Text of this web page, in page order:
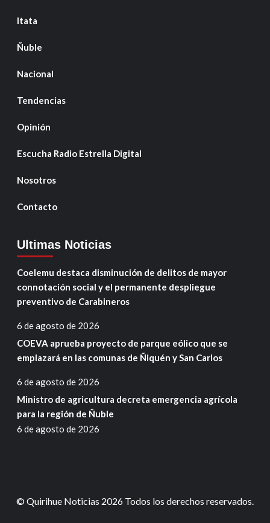
Itata
Ñuble
Nacional
Tendencias
Opinión
Escucha Radio Estrella Digital
Nosotros
Contacto
Ultimas Noticias
Coelemu destaca disminución de delitos de mayor
connotación social y el permanente despliegue
preventivo de Carabineros
6 de agosto de 2026
COEVA aprueba proyecto de parque eólico que se
emplazará en las comunas de Ñiquén y San Carlos
6 de agosto de 2026
Ministro de agricultura decreta emergencia agrícola
para la región de Ñuble
6 de agosto de 2026